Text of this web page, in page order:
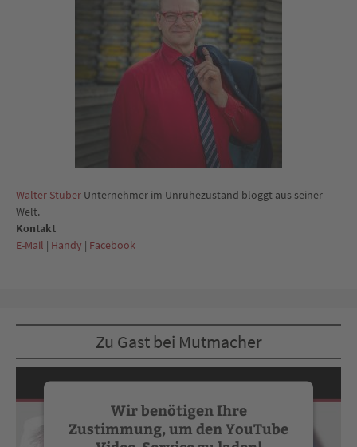
Walter Stuber Unternehmer im Unruhezustand bloggt aus seiner
Welt.
Kontakt
E-Mail | Handy | Facebook
Zu Gast bei Mutmacher
Wir benötigen Ihre
Zustimmung, um den YouTube